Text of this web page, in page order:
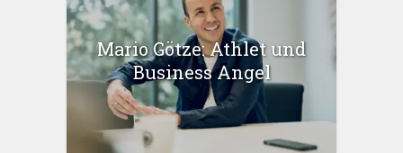
Mario Götze: Athlet und
Business Angel